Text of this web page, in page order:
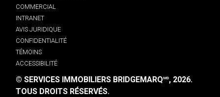
COMMERCIAL
INTRANET
AVIS JURIDIQUE
CONFIDENTIALITÉ
TÉMOINS
ACCESSIBILITÉ
© SERVICES IMMOBILIERS BRIDGEMARQMD, 2026.
TOUS DROITS RÉSERVÉS.